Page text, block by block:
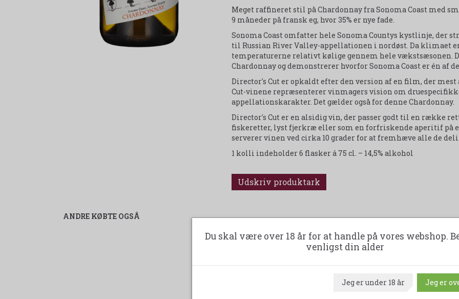
Meget raffineret stil på Chardonnay fra Sonoma Coast med
9 måneder på fransk eg, hvor 35% er nye fade.
Sonoma Coast omfatter hele Sonoma Countys kystlinje, der
til Russian River Valley-appellationen i nordøst. Da
temperaturerne relativt kølige gennem hele vækstsæsonen.
Chardonnay og demonstrerer hvorfor Sonoma Coast er én af
Director's Cut er opkaldt efter den version af en film, der
Cut-vinene repræsenterer vinmagers vision om
appellationskarakter. Det gælder også for denne Chardonnay.
Director's Cut er en alsidig vin, der passer godt til en række
fiskeretter, lyst fjerkræ eller som en forfriskende aperitif på
serverer vinen ved cirka 10 grader for at fremhæve alle de
1 kolli indeholder 6 flasker á 75 cl. – 14,5% alkohol
Udskriv produktark
ANDRE KØBTE OGSÅ
-35%
Du skal være over 18 år for at handle på vores webshop.
venligst din alder
Jeg er under 18 år Jeg er